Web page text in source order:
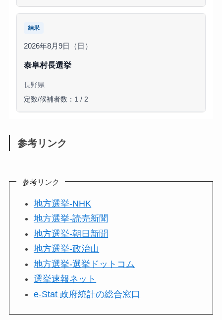
結果
2026年8月9日（日）
泰阜村長選挙
長野県
定数/候補者数：1 / 2
参考リンク
参考リンク
地方選挙-NHK
地方選挙-読売新聞
地方選挙-朝日新聞
地方選挙-政治山
地方選挙-選挙ドットコム
選挙速報ネット
e-Stat 政府統計の総合窓口